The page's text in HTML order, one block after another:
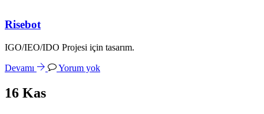
Risebot
IGO/IEO/IDO Projesi için tasarım.
Devamı Yorum yok
16 Kas